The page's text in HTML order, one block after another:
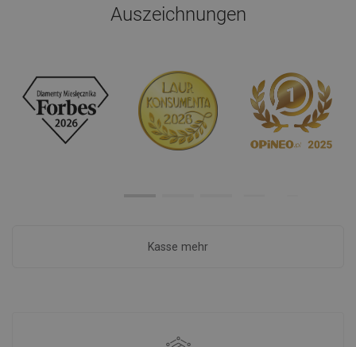
Auszeichnungen
Kasse mehr